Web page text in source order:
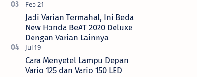
Jadi Varian Termahal, Ini Beda
New Honda BeAT 2020 Deluxe
Dengan Varian Lainnya
Cara Menyetel Lampu Depan
Vario 125 dan Vario 150 LED